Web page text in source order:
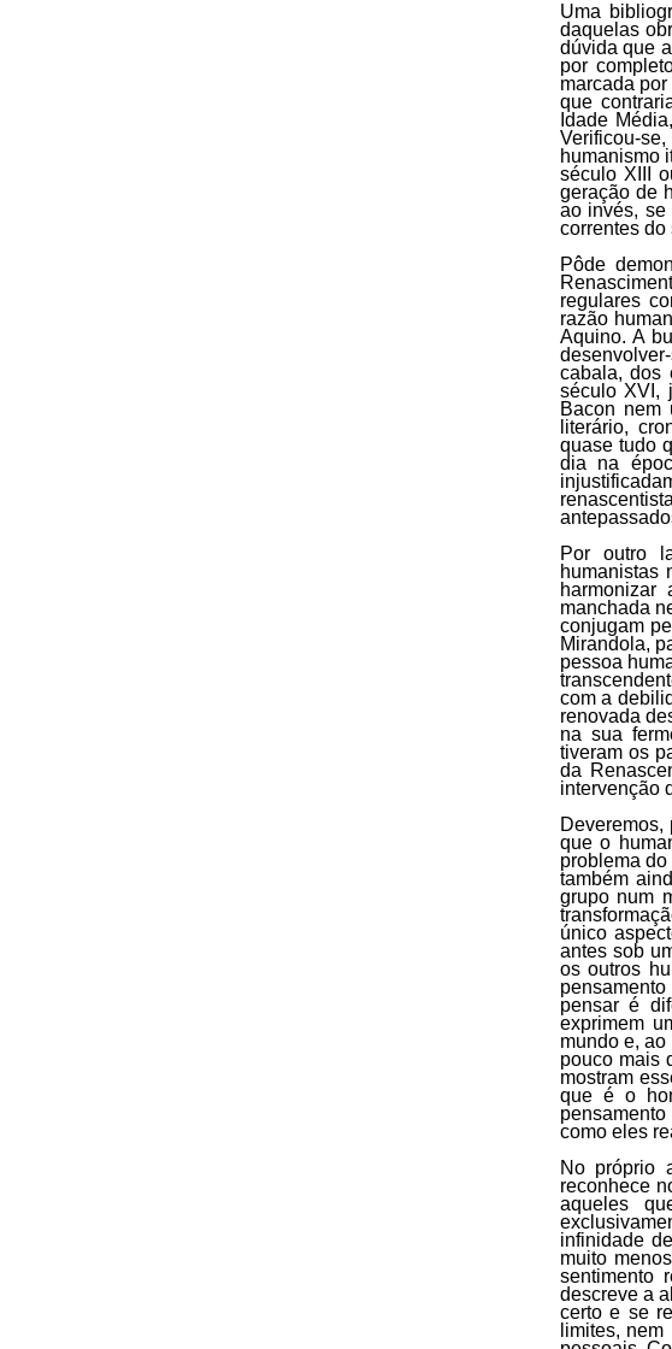
Uma
daquelas
dúvida que
por
marcada
que
Idade
Verificou-
humanismo
século XIII
geração de
ao invés, se
correntes do
Pôde
regulares
razão
Aquino. A
cabala, dos
século XVI,
Bacon nem
literário,
quase tudo
dia na
Por outro
humanistas
manchada
conjugam
Mirandola,
pessoa
com a
renovada
na sua
tiveram os
da
intervenção
que o
problema
também
grupo num
único
antes sob
os outros
pensar é
exprimem
mundo e,
pouco mais
mostram
que é o
como eles
No próprio
reconhece
aqueles
infinidade
muito
sentimento
descreve a
certo e se
limites,